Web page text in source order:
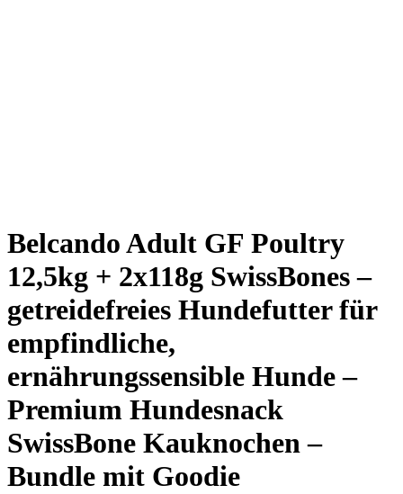
Belcando Adult GF Poultry
12,5kg + 2x118g SwissBones –
getreidefreies Hundefutter für
empfindliche,
ernährungssensible Hunde –
Premium Hundesnack
SwissBone Kauknochen –
Bundle mit Goodie